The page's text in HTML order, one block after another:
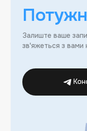
Залиште ваше
зв'яжеться з